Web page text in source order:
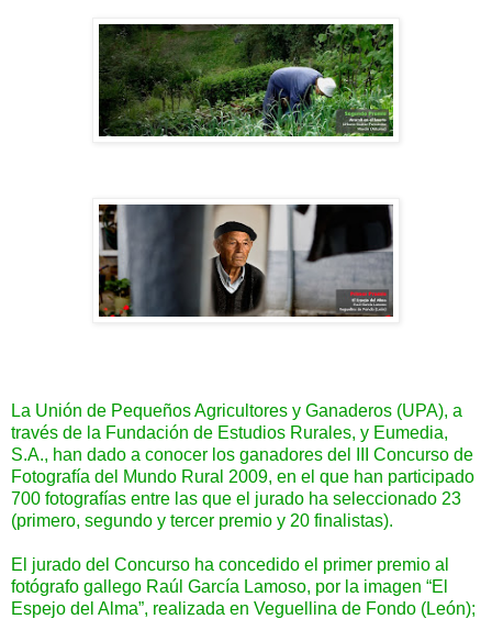
La Unión de Pequeños Agricultores y Ganaderos (UPA), a
través de la Fundación de Estudios Rurales, y Eumedia,
S.A., han dado a conocer los ganadores del III Concurso de
Fotografía del Mundo Rural 2009, en el que han participado
700 fotografías entre las que el jurado ha seleccionado 23
(primero, segundo y tercer premio y 20 finalistas).
El jurado del Concurso ha concedido el primer premio al
fotógrafo gallego Raúl García Lamoso, por la imagen “El
Espejo del Alma”, realizada en Veguellina de Fondo (León);